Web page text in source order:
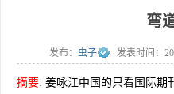
弯
发布： 虫子 发表时间：
摘要: 姜咏江中国的只看国际期